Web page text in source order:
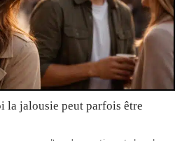
la jalousie peut parfois être